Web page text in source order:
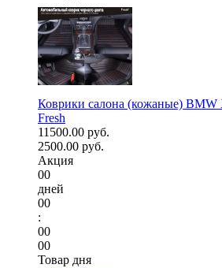
Коврики салона (кожаные) BMW
Fresh
11500.00 руб.
2500.00 руб.
Акция
00
дней
00
:
00
00
Товар дня